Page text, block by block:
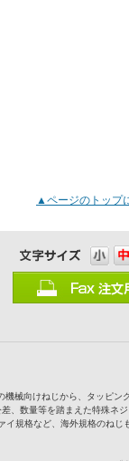
▲ページのトップ
機械向けねじから、タッピン
、数量等を踏まえた特殊ネ
イ規格など、海外規格のねじ